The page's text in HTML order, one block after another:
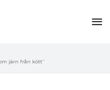
järn från kött”